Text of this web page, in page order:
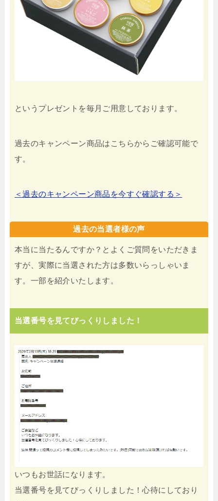
というプレゼントを毎月ご用意しております。
過去のキャンペーン商品はこちらからご確認可能で
す。
＜過去のキャンペーン商品を今すぐ確認する＞
過去の当選者様の声
本当に当たるんですか？とよくご質問をいただきま
すが、実際に当選された方は多数いらっしゃいま
す。一部を紹介いたします。
当選番号を見てびっくりしました！
いつもお世話になります。
当選番号を見てびっくりしました！心待にしており